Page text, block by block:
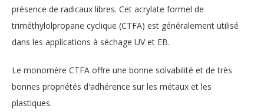
présence de radicaux libres. Cet acrylate formel de
triméthylolpropane cyclique (CTFA) est généralement utilisé
dans les applications à séchage UV et EB.
Le monomère CTFA offre une bonne solvabilité et de très
bonnes propriétés d'adhérence sur les métaux et les
plastiques.